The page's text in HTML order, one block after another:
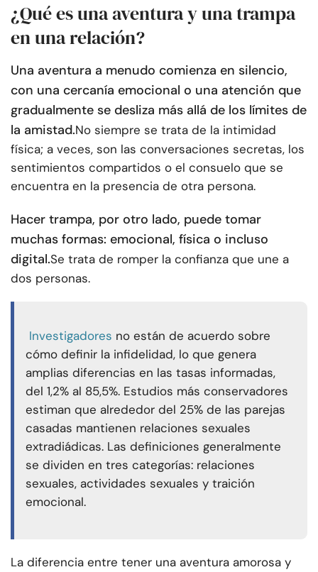
¿Qué es una aventura y una trampa
en una relación?
Una aventura a menudo comienza en silencio,
con una cercanía emocional o una atención que
gradualmente se desliza más allá de los límites de
la amistad.No siempre se trata de la intimidad
física; a veces, son las conversaciones secretas, los
sentimientos compartidos o el consuelo que se
encuentra en la presencia de otra persona.
Hacer trampa, por otro lado, puede tomar
muchas formas: emocional, física o incluso
digital.Se trata de romper la confianza que une a
dos personas.
Investigadores no están de acuerdo sobre
cómo definir la infidelidad, lo que genera
amplias diferencias en las tasas informadas,
del 1,2% al 85,5%. Estudios más conservadores
estiman que alrededor del 25% de las parejas
casadas mantienen relaciones sexuales
extradiádicas. Las definiciones generalmente
se dividen en tres categorías: relaciones
sexuales, actividades sexuales y traición
emocional.
La diferencia entre tener una aventura amorosa y